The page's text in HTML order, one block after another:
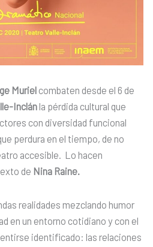
Muriel combaten desde el 6 de
Inclán la pérdida cultural que
con diversidad funcional
perdura en el tiempo, de no
accesible. Lo hacen
de Nina Raine.
realidades mezclando humor
en un entorno cotidiano y con el
identificado: las relaciones